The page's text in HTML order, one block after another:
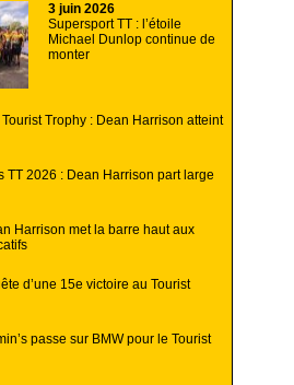
3 juin 2026
Supersport TT : l’étoile
Michael Dunlop continue de
monter
Trophy : Dean Harrison atteint
TT 2026 : Dean Harrison part large
Harrison met la barre haut aux
d’une 15e victoire au Tourist
passe sur BMW pour le Tourist